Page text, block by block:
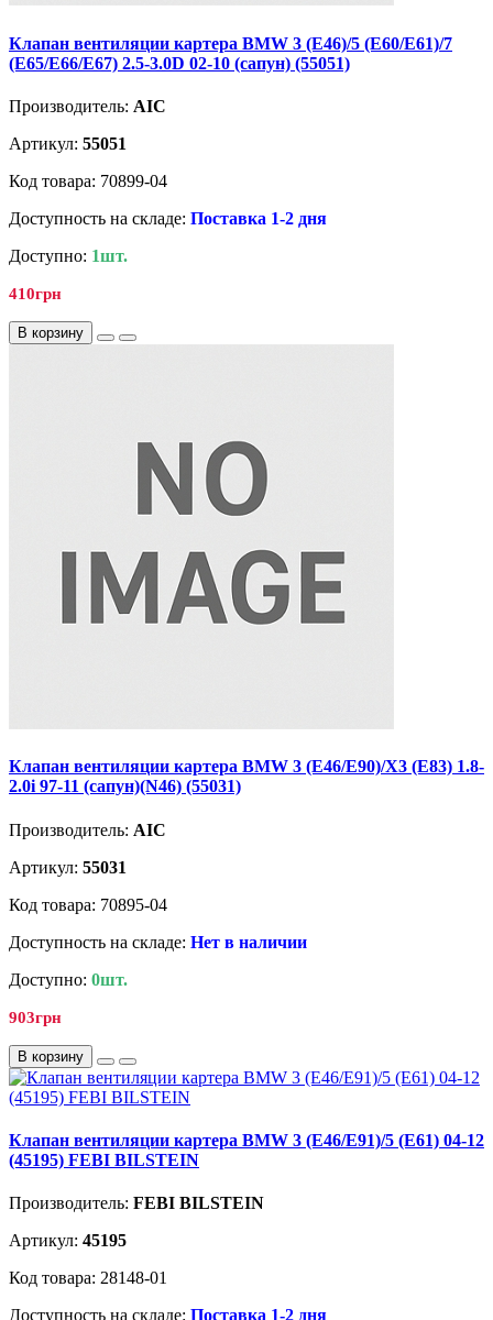
Клапан вентиляции картера BMW 3 (E46)/5 (E60/E61)/7
(E65/E66/E67) 2.5-3.0D 02-10 (сапун) (55051)
Производитель: AIC
Артикул: 55051
Код товара: 70899-04
Доступность на складе: Поставка 1-2 дня
Доступно: 1шт.
410грн
В корзину
Клапан вентиляции картера BMW 3 (E46/E90)/X3 (E83) 1.8-
2.0i 97-11 (сапун)(N46) (55031)
Производитель: AIC
Артикул: 55031
Код товара: 70895-04
Доступность на складе: Нет в наличии
Доступно: 0шт.
903грн
В корзину
Клапан вентиляции картера BMW 3 (E46/E91)/5 (E61) 04-12
(45195) FEBI BILSTEIN
Производитель: FEBI BILSTEIN
Артикул: 45195
Код товара: 28148-01
Доступность на складе: Поставка 1-2 дня